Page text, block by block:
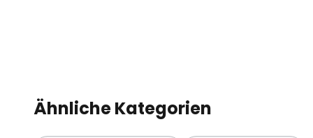
Ähnliche Kategorien